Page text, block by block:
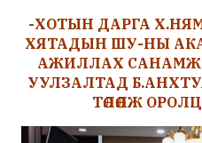
-ХОТЫН ДАРГА
ХЯТАДЫН ШУ-НЫ
АЖИЛЛАХ САНАМЖ
УУЛЗАЛТАД
ТӨЛӨӨЛЖ